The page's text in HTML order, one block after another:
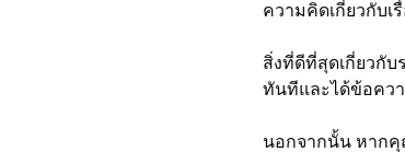
ความคิดเกี่ยวกับเ
สิ่งที่ดีที่สุดเกี่ยวกั
ทันทีและได้ข้อคว
นอกจากนั้น หากคุ